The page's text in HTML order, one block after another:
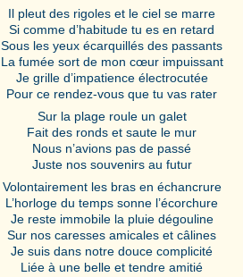
Il pleut des rigoles et le ciel se marre
Si comme d’habitude tu es en retard
Sous les yeux écarquillés des passants
La fumée sort de mon cœur impuissant
Je grille d’impatience électrocutée
Pour ce rendez-vous que tu vas rater
Sur la plage roule un galet
Fait des ronds et saute le mur
Nous n’avions pas de passé
Juste nos souvenirs au futur
Volontairement les bras en échancrure
L’horloge du temps sonne l’écorchure
Je reste immobile la pluie dégouline
Sur nos caresses amicales et câlines
Je suis dans notre douce complicité
Liée à une belle et tendre amitié